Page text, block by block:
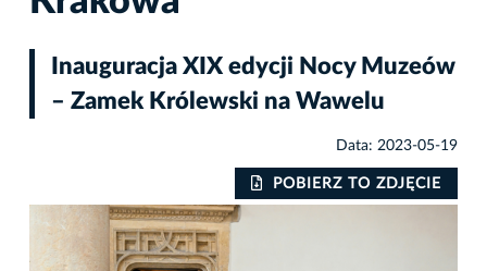
Inauguracja XIX edycji Nocy Muzeów
– Zamek Królewski na Wawelu
Data: 2023-05-19
POBIERZ TO ZDJĘCIE